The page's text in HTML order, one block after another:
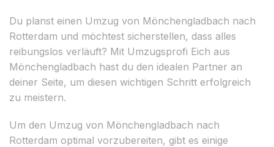
Du planst einen Umzug von Mönchengladbach nach
Rotterdam und möchtest sicherstellen, dass alles
reibungslos verläuft? Mit Umzugsprofi Eich aus
Mönchengladbach hast du den idealen Partner an
deiner Seite, um diesen wichtigen Schritt erfolgreich
zu meistern.
Um den Umzug von Mönchengladbach nach
Rotterdam optimal vorzubereiten, gibt es einige